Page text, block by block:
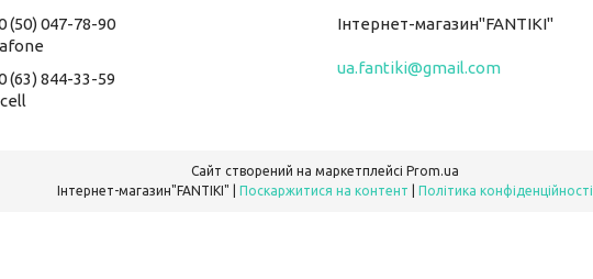
(50) 047-78-90
(63) 844-33-59
Інтернет-магазин"FANTIKI"
ua.fantiki@gmail.com
Сайт створений на маркетплейсі Prom.ua
Поскаржитися на контент Політика конфіденційності